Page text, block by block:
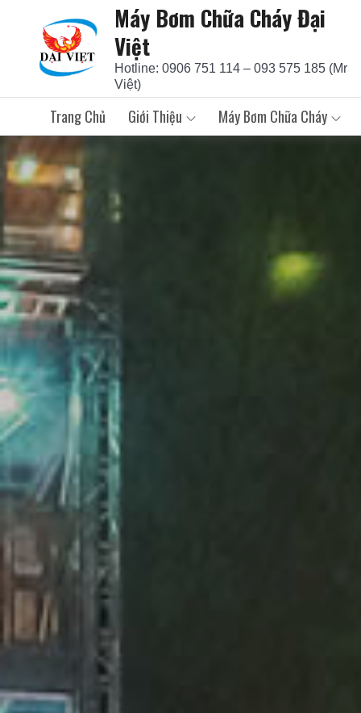
content
Máy Bơm Chữa Cháy Đại
Việt
Hotline: 0906 751 114 – 093 575 185 (Mr
Việt)
Trang Chủ Giới Thiệu Máy Bơm Chữa Cháy